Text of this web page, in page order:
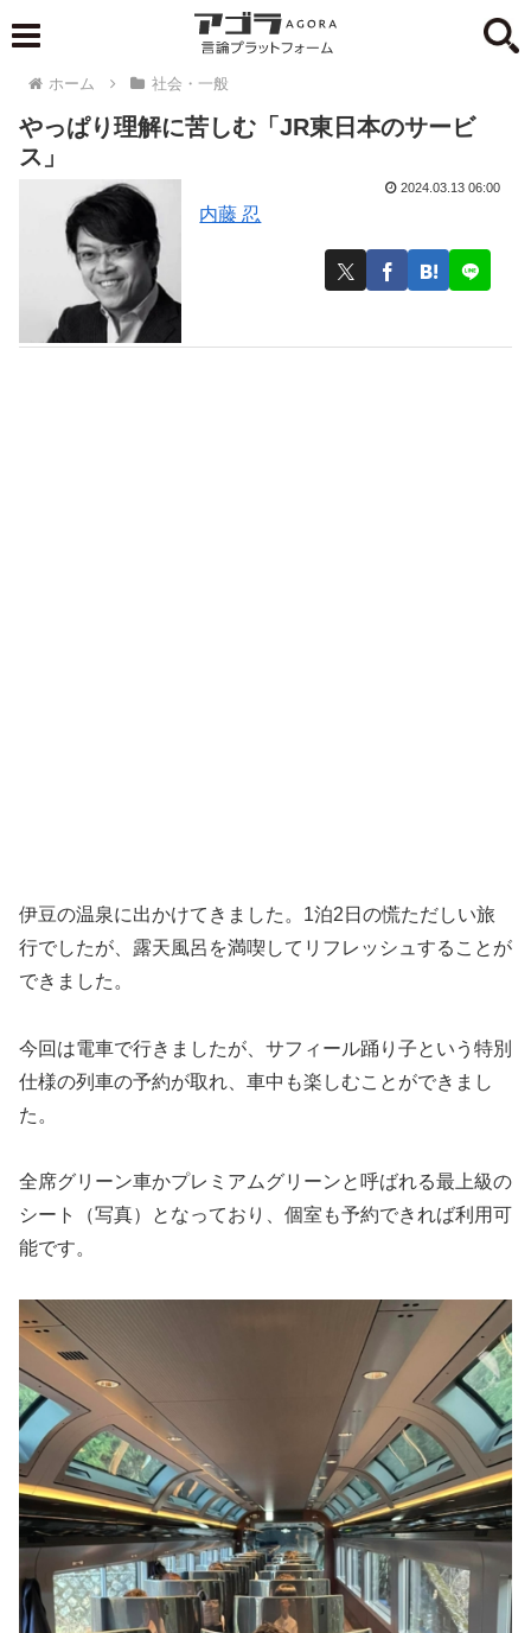
ホーム 社会・一般
やっぱり理解に苦しむ「JR東日本のサービ
ス」
内藤 忍
2024.03.13 06:00
伊豆の温泉に出かけてきました。1泊2日の慌ただしい旅
行でしたが、露天風呂を満喫してリフレッシュすることが
できました。
今回は電車で行きましたが、サフィール踊り子という特別
仕様の列車の予約が取れ、車中も楽しむことができまし
た。
全席グリーン車かプレミアムグリーンと呼ばれる最上級の
シート（写真）となっており、個室も予約できれば利用可
能です。